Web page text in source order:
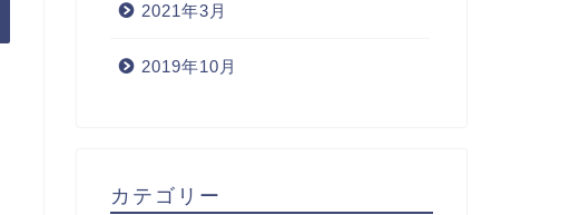
2021年3月
2019年10月
カテゴリー